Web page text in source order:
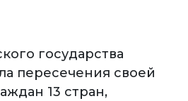
государства
пересечения своей
13 стран,